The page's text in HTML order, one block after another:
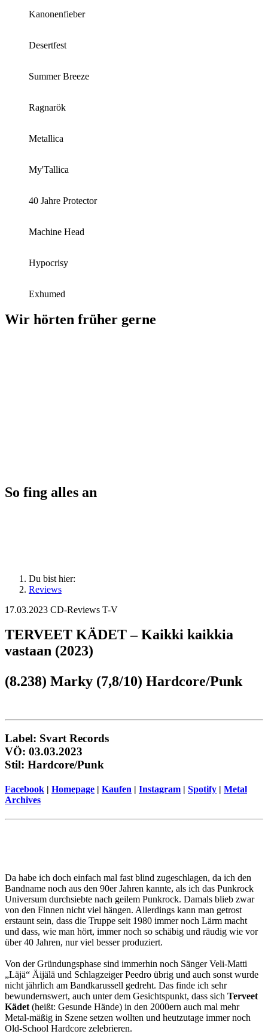
Kanonenfieber
Desertfest
Summer Breeze
Ragnarök
Metallica
My'Tallica
40 Jahre Protector
Machine Head
Hypocrisy
Exhumed
Wir hörten früher gerne
So fing alles an
Du bist hier:
Reviews
17.03.2023 CD-Reviews T-V
TERVEET KÄDET – Kaikki kaikkia
vastaan (2023)
(8.238) Marky (7,8/10) Hardcore/Punk
Label: Svart Records
VÖ: 03.03.2023
Stil: Hardcore/Punk
Facebook | Homepage | Kaufen | Instagram | Spotify | Metal
Archives
Da habe ich doch einfach mal fast blind zugeschlagen, da ich den
Bandname noch aus den 90er Jahren kannte, als ich das Punkrock
Universum durchsiebte nach geilem Punkrock. Damals blieb zwar
von den Finnen nicht viel hängen. Allerdings kann man getrost
erstaunt sein, dass die Truppe seit 1980 immer noch Lärm macht
und dass, wie man hört, immer noch so schäbig und räudig wie vor
über 40 Jahren, nur viel besser produziert.
Von der Gründungsphase sind immerhin noch Sänger Veli-Matti
„Läjä“ Äijälä und Schlagzeiger Peedro übrig und auch sonst wurde
nicht jährlich am Bandkarussell gedreht. Das finde ich sehr
bewundernswert, auch unter dem Gesichtspunkt, dass sich Terveet
Kädet (heißt: Gesunde Hände) in den 2000ern auch mal mehr
Metal-mäßig in Szene setzen wollten und heutzutage immer noch
Old-School Hardcore zelebrieren.